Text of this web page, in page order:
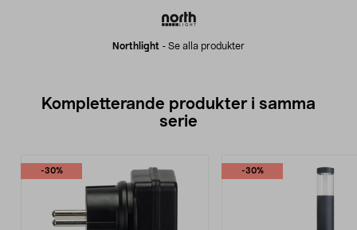
Northlight - Se alla produkter
Kompletterande produkter i samma
serie
-30% -30%